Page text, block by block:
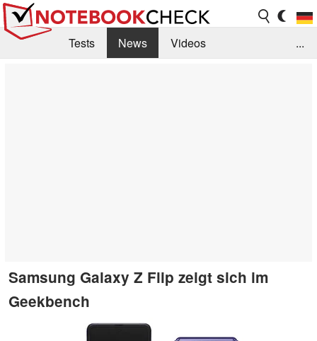
Tests News
Videos
...
Samsung Galaxy Z Flip zeigt sich im
Geekbench